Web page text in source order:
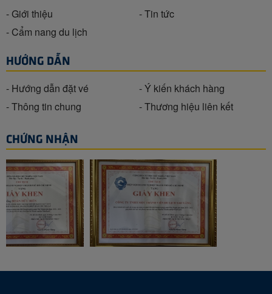
- Giới thiệu
- Tin tức
- Cẩm nang du lịch
HƯỚNG DẪN
- Hướng dẫn đặt vé
- Ý kiến khách hàng
- Thông tin chung
- Thương hiệu liên kết
CHỨNG NHẬN